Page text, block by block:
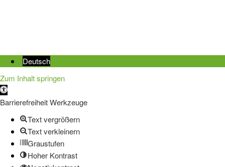
Deutsch
Zum Inhalt springen
Werkzeugleiste
öffnen
Barrierefreiheit Werkzeuge
Text vergrößern
Text verkleinern
Graustufen
Hoher Kontrast